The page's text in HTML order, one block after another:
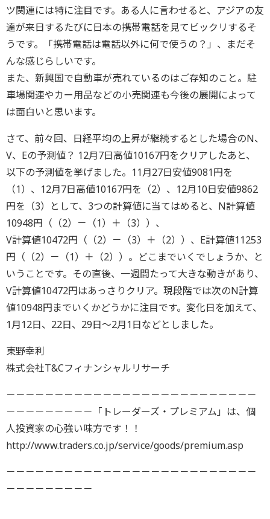
ツ関連には特に注目です。ある人に言わせると、アジアの友
達が来日するたびに日本の携帯電話を見てビックリするそ
うです。「携帯電話は電話以外に何で使うの？」、まだそ
んな感じらしいです。
また、新興国で自動車が売れているのはご存知のこと。駐
車場関連やカー用品などの小売関連も今後の展開によって
は面白いと思います。
さて、前々回、日経平均の上昇が継続するとした場合のN、
V、Eの予測値？ 12月7日高値10167円をクリアしたあと、
以下の予測値を挙げました。11月27日安値9081円を
（1）、12月7日高値10167円を（2）、12月10日安値9862
円を（3）として、3つの計算値に当てはめると、N計算値
10948円（（2）－（1）＋（3））、
V計算値10472円（（2）－（3）＋（2））、E計算値11253
円（（2）－（1）＋（2））。どこまでいくでしょうか、と
いうことです。その直後、一週間たって大きな動きがあり、
V計算値10472円はあっさりクリア。現段階では次のN計算
値10948円までいくかどうかに注目です。変化日を加えて、
1月12日、22日、29日～2月1日などとしました。
東野幸利
株式会社T&Cフィナンシャルリサーチ
－－－－－－－－－－－－－－－－－－－－－－－－－－
－－－－－－－－－「トレーダーズ・プレミアム」は、個
人投資家の心強い味方です！！
http://www.traders.co.jp/service/goods/premium.asp
－－－－－－－－－－－－－－－－－－－－－－－－－－
－－－－－－－－－